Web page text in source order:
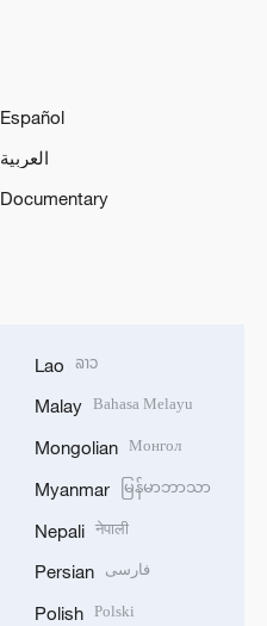
Español
العربية
Documentary
Lao ລາວ
Malay Bahasa Melayu
Mongolian Монгол
Myanmar မြန်မာဘာသာ
Nepali नेपाली
Persian فارسی
Polish Polski